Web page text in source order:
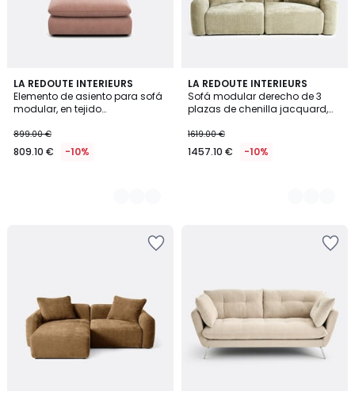
LA REDOUTE INTERIEURS
Elemento de asiento para sofá
modular, en tejido
899.00 €
809.10 € -10%
5
Colores
LA REDOUTE INTERIEURS
Sofá modular derecho de 3
plazas de chenilla jacquard,
1619.00 €
1457.10 € -10%
3
Colores